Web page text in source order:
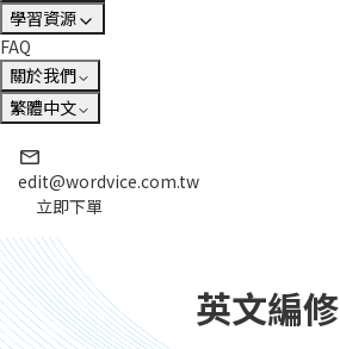
學習資源
FAQ
關於我們
繁體中文
edit@wordvice.com.tw
立即下單
英文編修